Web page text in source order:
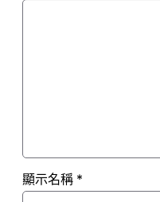
顯示名稱 *